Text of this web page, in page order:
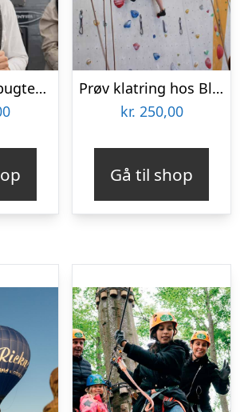
Ræs i Aarhusbugten med Mai-Event
Prøv klatring hos Blocs & Walls
kr. 250,00
Gå til shop